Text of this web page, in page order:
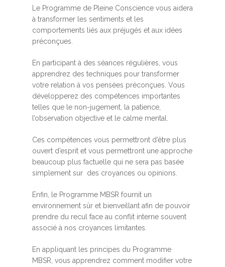
Le Programme de Pleine Conscience vous aidera
à transformer les sentiments et les
comportements liés aux préjugés et aux idées
préconçues.
En participant à des séances régulières, vous
apprendrez des techniques pour transformer
votre relation à vos pensées préconçues. Vous
développerez des compétences importantes
telles que le non-jugement, la patience,
l’observation objective et le calme mental.
Ces compétences vous permettront d’être plus
ouvert d’esprit et vous permettront une approche
beaucoup plus factuelle qui ne sera pas basée
simplement sur des croyances ou opinions.
Enfin, le Programme MBSR fournit un
environnement sûr et bienveillant afin de pouvoir
prendre du recul face au conflit interne souvent
associé à nos croyances limitantes.
En appliquant les principes du Programme
MBSR, vous apprendrez comment modifier votre